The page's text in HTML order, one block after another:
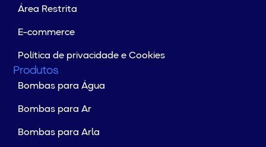
Área Restrita
E-commerce
Política de privacidade e Cookies
Produtos
Bombas para Água
Bombas para Ar
Bombas para Arla